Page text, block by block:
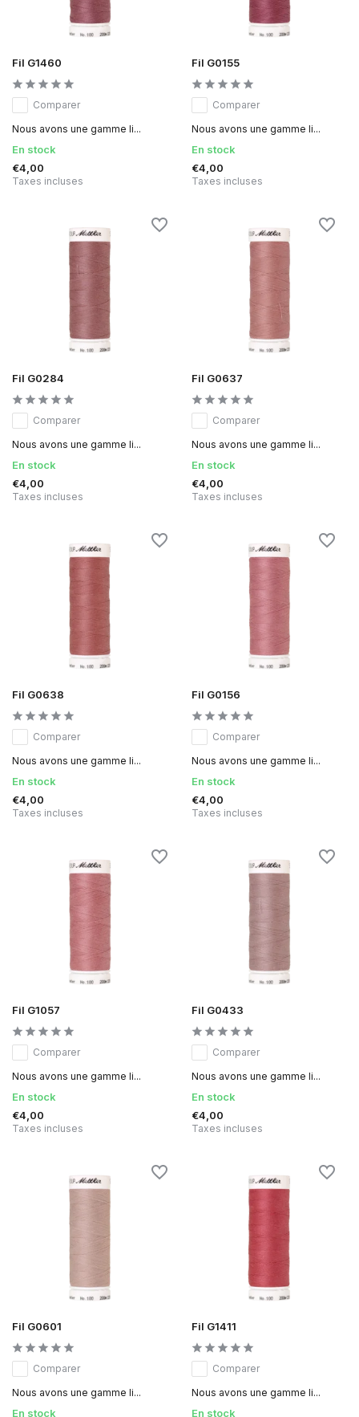
Fil G1460
Comparer
Nous avons une gamme li...
En stock
€4,00
Taxes incluses
Fil G0155
Comparer
Nous avons une gamme li...
En stock
€4,00
Taxes incluses
Fil G0284
Comparer
Nous avons une gamme li...
En stock
€4,00
Taxes incluses
Fil G0637
Comparer
Nous avons une gamme li...
En stock
€4,00
Taxes incluses
Fil G0638
Comparer
Nous avons une gamme li...
En stock
€4,00
Taxes incluses
Fil G0156
Comparer
Nous avons une gamme li...
En stock
€4,00
Taxes incluses
Fil G1057
Comparer
Nous avons une gamme li...
En stock
€4,00
Taxes incluses
Fil G0433
Comparer
Nous avons une gamme li...
En stock
€4,00
Taxes incluses
Fil G0601
Comparer
Nous avons une gamme li...
En stock
Fil G1411
Comparer
Nous avons une gamme li...
En stock